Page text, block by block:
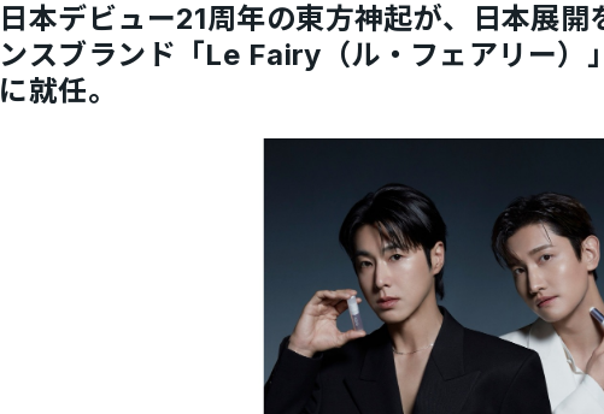
日本デビュー21周年の東方神起が、日本展
ンスブランド「Le Fairy（ル・フェアリー）
に就任。